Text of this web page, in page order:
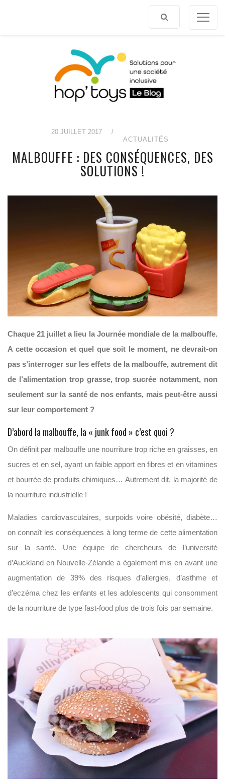
20 JUILLET 2017
/
ACTUALITÉS
MALBOUFFE : DES CONSÉQUENCES, DES
SOLUTIONS !
Chaque 21 juillet a lieu la Journée mondiale de la malbouffe.
A cette occasion et quel que soit le moment, ne devrait-on
pas s’interroger sur les effets de la malbouffe, autrement dit
de l’alimentation trop grasse, trop sucrée notamment, non
seulement sur la santé de nos enfants, mais peut-être aussi
sur leur comportement ?
D’abord la malbouffe, la « junk food » c’est quoi ?
On définit par malbouffe une nourriture trop riche en graisses, en
sucres et en sel, ayant un faible apport en fibres et en vitamines
et bourrée de produits chimiques… Autrement dit, la majorité de
la nourriture industrielle !
Maladies cardiovasculaires, surpoids voire obésité, diabète…
on connaît les conséquences à long terme de cette alimentation
sur la santé. Une équipe de chercheurs de l’université
d’Auckland en Nouvelle-Zélande a également mis en avant une
augmentation de 39% des risques d’allergies, d’asthme et
d’eczéma chez les enfants et les adolescents qui consomment
de la nourriture de type fast-food plus de trois fois par semaine.